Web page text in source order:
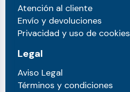
Atención al cliente
Envío y devoluciones
Privacidad y uso de cookies
Legal
Aviso Legal
Términos y condiciones